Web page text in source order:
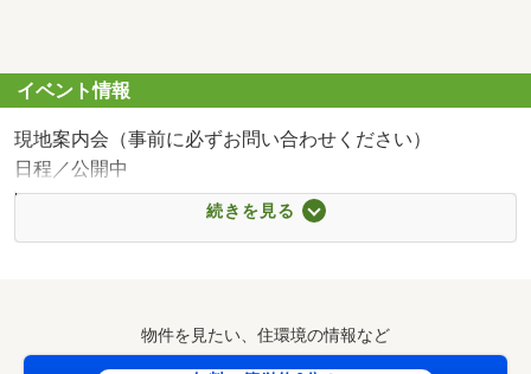
イベント情報
現地案内会（事前に必ずお問い合わせください）
日程／公開中
時間／10:00～18:00
＼お問合せからご来場までの流れ／
SUUMOページで間取り・価格・外観イメージ・周辺環境な
続きを見る
物件を見たい、住環境の情報など